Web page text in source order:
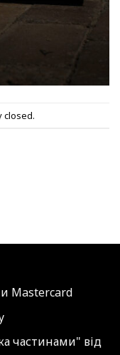
closed.
Mastercard
частинами" від